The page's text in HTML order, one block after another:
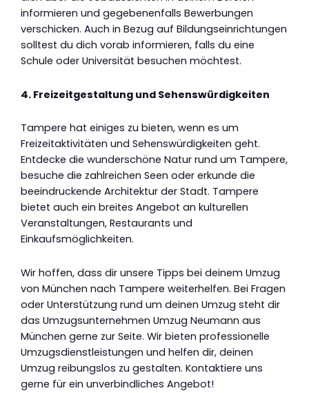
informieren und gegebenenfalls Bewerbungen
verschicken. Auch in Bezug auf Bildungseinrichtungen
solltest du dich vorab informieren, falls du eine
Schule oder Universität besuchen möchtest.
4. Freizeitgestaltung und Sehenswürdigkeiten
Tampere hat einiges zu bieten, wenn es um
Freizeitaktivitäten und Sehenswürdigkeiten geht.
Entdecke die wunderschöne Natur rund um Tampere,
besuche die zahlreichen Seen oder erkunde die
beeindruckende Architektur der Stadt. Tampere
bietet auch ein breites Angebot an kulturellen
Veranstaltungen, Restaurants und
Einkaufsmöglichkeiten.
Wir hoffen, dass dir unsere Tipps bei deinem Umzug
von München nach Tampere weiterhelfen. Bei Fragen
oder Unterstützung rund um deinen Umzug steht dir
das Umzugsunternehmen Umzug Neumann aus
München gerne zur Seite. Wir bieten professionelle
Umzugsdienstleistungen und helfen dir, deinen
Umzug reibungslos zu gestalten. Kontaktiere uns
gerne für ein unverbindliches Angebot!